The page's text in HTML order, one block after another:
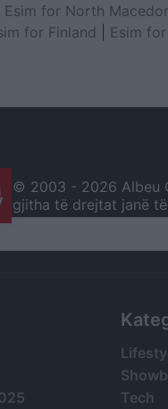
Esim for North
for Finland Esim
© 2003 - 2026 Albeu
gjitha të drejtat janë
Tech